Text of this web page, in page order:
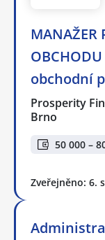
MANAŽER
obchodní
Prosperity
Brno
50 000 –
Zveřejněno: 6.